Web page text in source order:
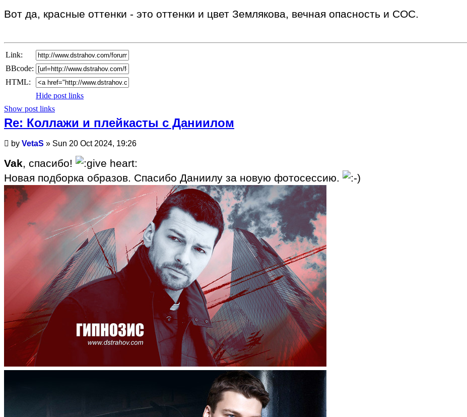
Вот да, красные оттенки - это оттенки и цвет Землякова, вечная опасность и СОС.
Link:
BBcode:
HTML:
Hide post links
Show post links
Re: Коллажи и плейкасты с Даниилом
Unread
by VetaS » Sun 20 Oct 2024, 19:26
Vak, спасибо!
Новая подборка образов. Спасибо Даниилу за новую фотосессию.